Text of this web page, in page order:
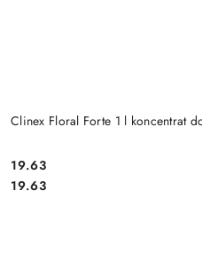
Clinex Floral Forte 1 l koncentrat
Cena:
19.63
Cena:
19.63